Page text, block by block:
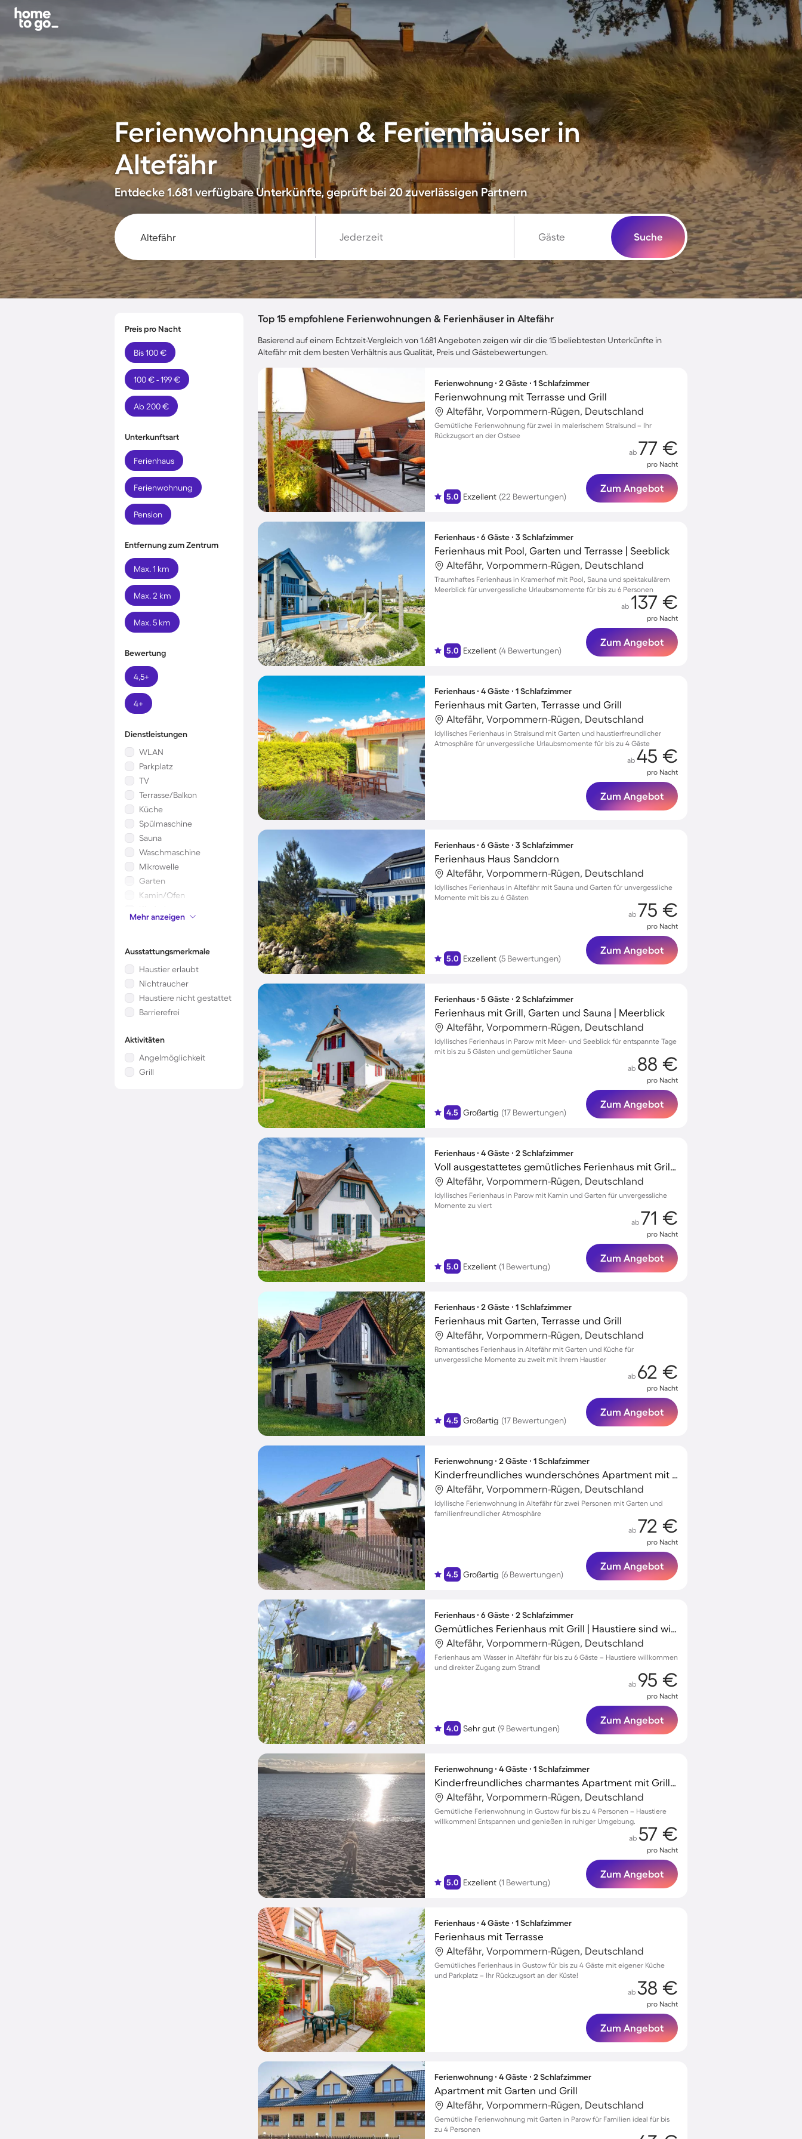
Ferienwohnungen & Ferienhäuser in
Altefähr
Entdecke 1.681 verfügbare Unterkünfte, geprüft bei 20 zuverlässigen Partnern
Jederzeit Gäste Suche
Preis pro Nacht
Bis 100 €
100 € - 199 €
Ab 200 €
Unterkunftsart
Ferienhaus
Ferienwohnung
Pension
Entfernung zum Zentrum
Max. 1 km
Max. 2 km
Max. 5 km
Bewertung
4,5+
4+
Dienstleistungen
WLAN
Parkplatz
TV
Terrasse/Balkon
Küche
Spülmaschine
Sauna
Waschmaschine
Mikrowelle
Garten
Kamin/Ofen
Kinderbett
Klimaanlage
Mehr anzeigen
Ausstattungsmerkmale
Haustier erlaubt
Nichtraucher
Haustiere nicht gestattet
Barrierefrei
Aktivitäten
Angelmöglichkeit
Grill
Top 15 empfohlene Ferienwohnungen & Ferienhäuser in Altefähr
Basierend auf einem Echtzeit-Vergleich von 1.681 Angeboten zeigen wir dir die 15 beliebtesten Unterkünfte in
Altefähr mit dem besten Verhältnis aus Qualität, Preis und Gästebewertungen.
Ferienwohnung ∙ 2 Gäste ∙ 1 Schlafzimmer
Ferienwohnung mit Terrasse und Grill
Altefähr, Vorpommern-Rügen, Deutschland
Gemütliche Ferienwohnung für zwei in malerischem Stralsund – Ihr
Rückzugsort an der Ostsee
5.0 Exzellent (22 Bewertungen)
ab 77 €
pro Nacht
Zum Angebot
Ferienhaus ∙ 6 Gäste ∙ 3 Schlafzimmer
Ferienhaus mit Pool, Garten und Terrasse | Seeblick
Altefähr, Vorpommern-Rügen, Deutschland
Traumhaftes Ferienhaus in Kramerhof mit Pool, Sauna und spektakulärem
Meerblick für unvergessliche Urlaubsmomente für bis zu 6 Personen
5.0 Exzellent (4 Bewertungen)
ab 137 €
pro Nacht
Zum Angebot
Ferienhaus ∙ 4 Gäste ∙ 1 Schlafzimmer
Ferienhaus mit Garten, Terrasse und Grill
Altefähr, Vorpommern-Rügen, Deutschland
Idyllisches Ferienhaus in Stralsund mit Garten und haustierfreundlicher
Atmosphäre für unvergessliche Urlaubsmomente für bis zu 4 Gäste
ab 45 €
pro Nacht
Zum Angebot
Ferienhaus ∙ 6 Gäste ∙ 3 Schlafzimmer
Ferienhaus Haus Sanddorn
Altefähr, Vorpommern-Rügen, Deutschland
Idyllisches Ferienhaus in Altefähr mit Sauna und Garten für unvergessliche
Momente mit bis zu 6 Gästen
5.0 Exzellent (5 Bewertungen)
ab 75 €
pro Nacht
Zum Angebot
Ferienhaus ∙ 5 Gäste ∙ 2 Schlafzimmer
Ferienhaus mit Grill, Garten und Sauna | Meerblick
Altefähr, Vorpommern-Rügen, Deutschland
Idyllisches Ferienhaus in Parow mit Meer- und Seeblick für entspannte Tage
mit bis zu 5 Gästen und gemütlicher Sauna
4.5 Großartig (17 Bewertungen)
ab 88 €
pro Nacht
Zum Angebot
Ferienhaus ∙ 4 Gäste ∙ 2 Schlafzimmer
Voll ausgestattetes gemütliches Ferienhaus mit Grill, Garten und Terrasse
Altefähr, Vorpommern-Rügen, Deutschland
Idyllisches Ferienhaus in Parow mit Kamin und Garten für unvergessliche
Momente zu viert
5.0 Exzellent (1 Bewertung)
ab 71 €
pro Nacht
Zum Angebot
Ferienhaus ∙ 2 Gäste ∙ 1 Schlafzimmer
Ferienhaus mit Garten, Terrasse und Grill
Altefähr, Vorpommern-Rügen, Deutschland
Romantisches Ferienhaus in Altefähr mit Garten und Küche für
unvergessliche Momente zu zweit mit Ihrem Haustier
4.5 Großartig (17 Bewertungen)
ab 62 €
pro Nacht
Zum Angebot
Ferienwohnung ∙ 2 Gäste ∙ 1 Schlafzimmer
Kinderfreundliches wunderschönes Apartment mit Grill und Garten
Altefähr, Vorpommern-Rügen, Deutschland
Idyllische Ferienwohnung in Altefähr für zwei Personen mit Garten und
familienfreundlicher Atmosphäre
4.5 Großartig (6 Bewertungen)
ab 72 €
pro Nacht
Zum Angebot
Ferienhaus ∙ 6 Gäste ∙ 2 Schlafzimmer
Gemütliches Ferienhaus mit Grill | Haustiere sind willkommen
Altefähr, Vorpommern-Rügen, Deutschland
Ferienhaus am Wasser in Altefähr für bis zu 6 Gäste – Haustiere willkommen
und direkter Zugang zum Strand!
4.0 Sehr gut (9 Bewertungen)
ab 95 €
pro Nacht
Zum Angebot
Ferienwohnung ∙ 4 Gäste ∙ 1 Schlafzimmer
Kinderfreundliches charmantes Apartment mit Grill | Haustierfreundlich
Altefähr, Vorpommern-Rügen, Deutschland
Gemütliche Ferienwohnung in Gustow für bis zu 4 Personen – Haustiere
willkommen! Entspannen und genießen in ruhiger Umgebung.
5.0 Exzellent (1 Bewertung)
ab 57 €
pro Nacht
Zum Angebot
Ferienhaus ∙ 4 Gäste ∙ 1 Schlafzimmer
Ferienhaus mit Terrasse
Altefähr, Vorpommern-Rügen, Deutschland
Gemütliches Ferienhaus in Gustow für bis zu 4 Gäste mit eigener Küche
und Parkplatz – Ihr Rückzugsort an der Küste!
ab 38 €
pro Nacht
Zum Angebot
Ferienwohnung ∙ 4 Gäste ∙ 2 Schlafzimmer
Apartment mit Garten und Grill
Altefähr, Vorpommern-Rügen, Deutschland
Gemütliche Ferienwohnung mit Garten in Parow für Familien ideal für bis
zu 4 Personen